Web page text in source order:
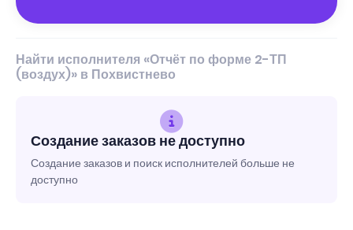
Найти исполнителя «Отчёт по форме 2-ТП
(воздух)» в Похвистнево
Создание заказов не доступно
Создание заказов и поиск исполнителей больше не
доступно